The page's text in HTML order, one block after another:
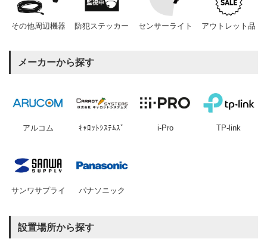
その他周辺機器 防犯ステッカー センサーライト アウトレット品
メーカーから探す
アルコム ｷｬﾛｯﾄｼｽﾃﾑｽﾞ i-Pro TP-link
サンワサプライ パナソニック
設置場所から探す